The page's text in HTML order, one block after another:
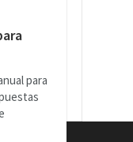
para